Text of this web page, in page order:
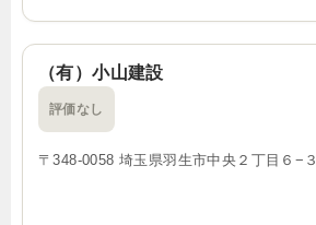
（有）小山建設
評価なし
〒348-0058 埼玉県羽生市中央２丁目６−３